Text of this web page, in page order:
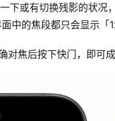
下或有切换残影的状
中的焦段都只会显示「
焦后按下快门，即可成